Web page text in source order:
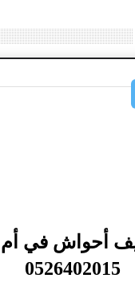
أحواش في أم
0526402015